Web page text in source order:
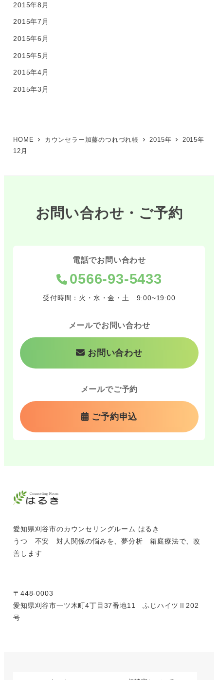
2015年8月
2015年7月
2015年6月
2015年5月
2015年4月
2015年3月
HOME カウンセラー加藤のつれづれ帳 2015年
2015年
12月
お問い合わせ・ご予約
電話でお問い合わせ
0566-93-5433
受付時間：火・水・金・土 9:00~19:00
メールでお問い合わせ
お問い合わせ
メールでご予約
ご予約申込
愛知県刈谷市のカウンセリングルーム はるき
うつ 不安 対人関係の悩みを、夢分析 箱庭療法で、改
善します
〒448-0003
愛知県刈谷市一ツ木町4丁目37番地11 ふじハイツⅡ202
号